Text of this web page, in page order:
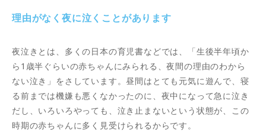
理由がなく夜に泣くことがあります
夜泣きとは、多くの日本の育児書などでは、「生後半年頃か
ら1歳半ぐらいの赤ちゃんにみられる、夜間の理由のわから
ない泣き」をさしています。昼間はとても元気に遊んで、寝
る前までは機嫌も悪くなかったのに、夜中になって急に泣き
だし、いろいろやっても、泣き止まないという状態が、この
時期の赤ちゃんに多く見受けられるからです。